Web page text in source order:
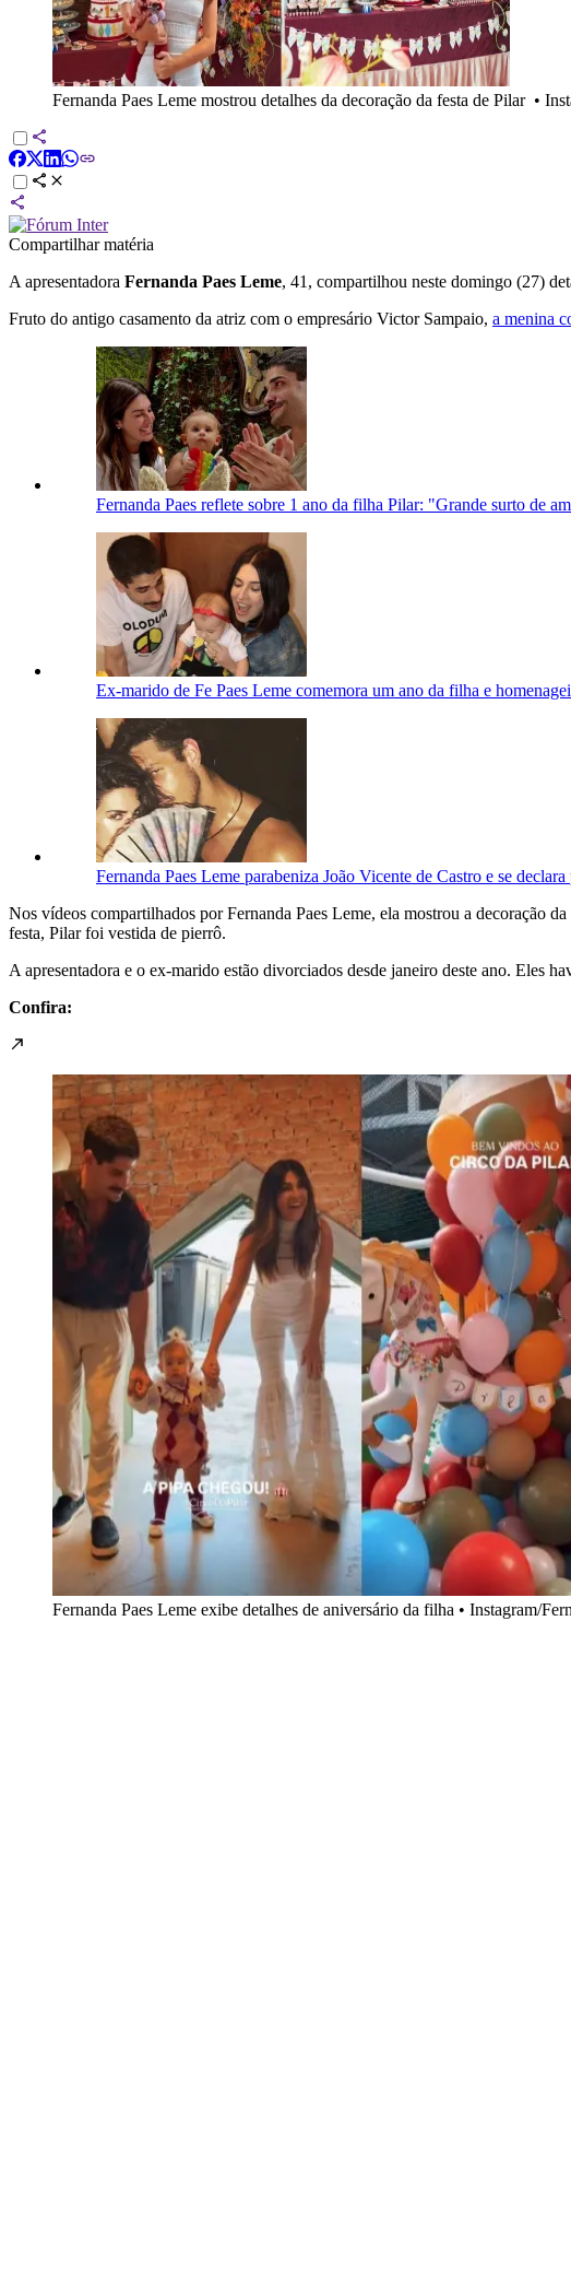
Fernanda Paes Leme mostrou detalhes da decoração da festa de Pilar•
Compartilhar matéria
A apresentadora Fernanda Paes Leme, 41, compartilhou neste domingo (27)
Fruto do antigo casamento da atriz com o empresário Victor Sampaio, a menina
Fernanda Paes reflete sobre 1 ano da filha Pilar: "Grande surto de
Ex-marido de Fe Paes Leme comemora um ano da filha e
Fernanda Paes Leme parabeniza João Vicente de Castro e se declara
Nos vídeos compartilhados por Fernanda Paes Leme, ela mostrou a decoração
festa, Pilar foi vestida de pierrô.
A apresentadora e o ex-marido estão divorciados desde janeiro deste ano. Eles
Confira:
Fernanda Paes Leme exibe detalhes de aniversário da filha • Instagram/